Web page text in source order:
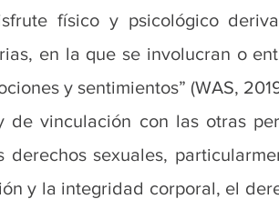
físico y psicológico
en la que se involucran o
y sentimientos” (WAS,
vinculación con las otras
sexuales,
y la integridad corporal, el